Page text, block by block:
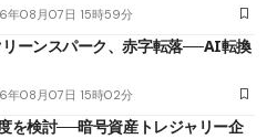
年08月07日 15時59分
ーンスパーク、赤字転落──AI転換
年08月07日 15時02分
を検討──暗号資産トレジャリー企